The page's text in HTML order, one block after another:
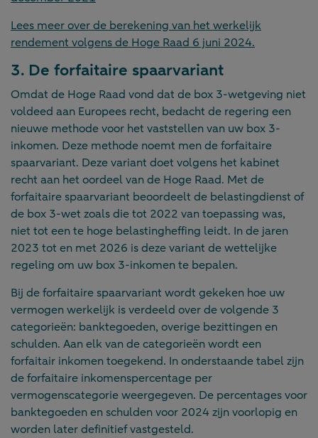
Lees meer over de berekening van het werkelijk
rendement volgens de Hoge Raad 6 juni 2024.
3. De forfaitaire spaarvariant
Omdat de Hoge Raad vond dat de box 3-wetgeving niet
voldeed aan Europees recht, bedacht de regering een
nieuwe methode voor het vaststellen van uw box 3-
inkomen. Deze methode noemt men de forfaitaire
spaarvariant. Deze variant doet volgens het kabinet
recht aan het oordeel van de Hoge Raad. Met de
forfaitaire spaarvariant beoordeelt de belastingdienst of
de box 3-wet zoals die tot 2022 van toepassing was,
niet tot een te hoge belastingheffing leidt. In de jaren
2023 tot en met 2026 is deze variant de wettelijke
regeling om uw box 3-inkomen te bepalen.
Bij de forfaitaire spaarvariant wordt gekeken hoe uw
vermogen werkelijk is verdeeld over de volgende 3
categorieën: banktegoeden, overige bezittingen en
schulden. Aan elk van de categorieën wordt een
forfaitair inkomen toegekend. In onderstaande tabel zijn
de forfaitaire inkomenspercentage per
vermogenscategorie weergegeven. De percentages voor
banktegoeden en schulden voor 2024 zijn voorlopig en
worden later definitief vastgesteld.